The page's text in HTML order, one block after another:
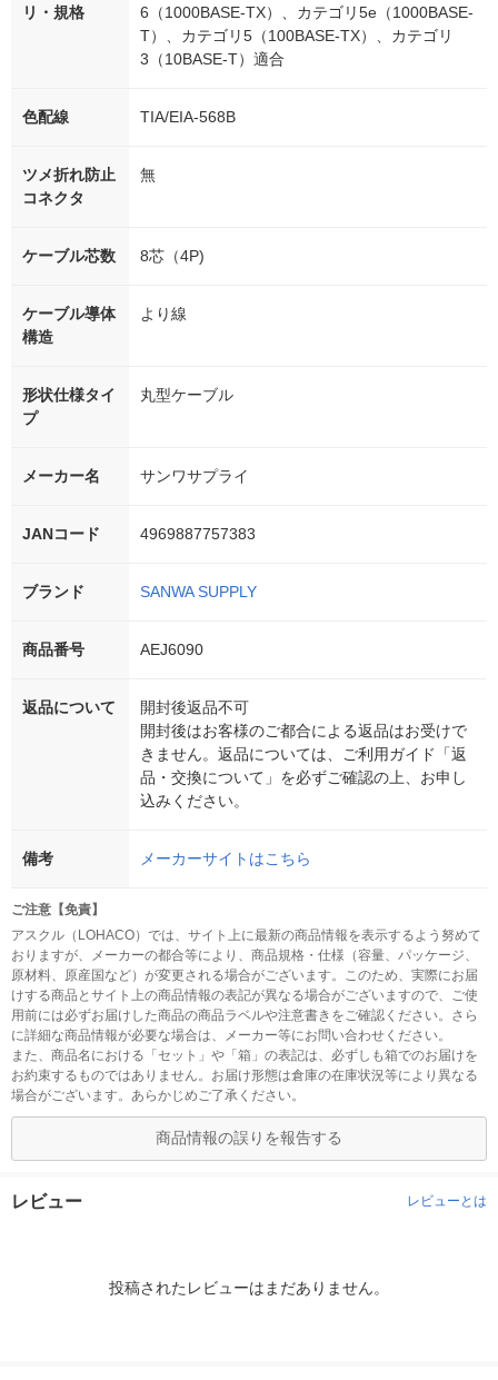
リ・規格
6（1000BASE-TX）、カテゴリ5e（1000BASE-
T）、カテゴリ5（100BASE-TX）、カテゴリ
3（10BASE-T）適合
色配線 TIA/EIA-568B
ツメ折れ防止
コネクタ
無
ケーブル芯数 8芯（4P)
ケーブル導体
構造
より線
形状仕様タイ
プ
丸型ケーブル
メーカー名 サンワサプライ
JANコード 4969887757383
ブランド SANWA SUPPLY
商品番号 AEJ6090
返品について
開封後返品不可
開封後はお客様のご都合による返品はお受けで
きません。返品については、ご利用ガイド「返
品・交換について」を必ずご確認の上、お申し
込みください。
備考 メーカーサイトはこちら
ご注意【免責】
アスクル（LOHACO）では、サイト上に最新の商品情報を表示するよう努めて
おりますが、メーカーの都合等により、商品規格・仕様（容量、パッケージ、
原材料、原産国など）が変更される場合がございます。このため、実際にお届
けする商品とサイト上の商品情報の表記が異なる場合がございますので、ご使
用前には必ずお届けした商品の商品ラベルや注意書きをご確認ください。さら
に詳細な商品情報が必要な場合は、メーカー等にお問い合わせください。
また、商品名における「セット」や「箱」の表記は、必ずしも箱でのお届けを
お約束するものではありません。お届け形態は倉庫の在庫状況等により異なる
場合がございます。あらかじめご了承ください。
商品情報の誤りを報告する
レビュー レビューとは
投稿されたレビューはまだありません。